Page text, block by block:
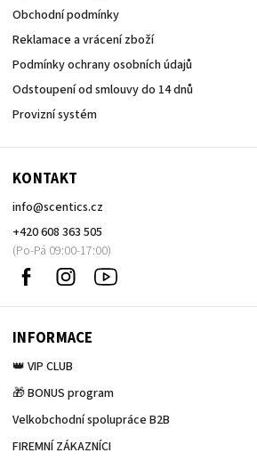
Obchodní podmínky
Reklamace a vrácení zboží
Podmínky ochrany osobních údajů
Odstoupení od smlouvy do 14 dnů
Provizní systém
KONTAKT
info@scentics.cz
+420 608 363 505
Facebook Instagram
na
INFORMACE
👑 VIP CLUB
🎁 BONUS program
Velkobchodní spolupráce B2B
FIREMNÍ ZÁKAZNÍCI